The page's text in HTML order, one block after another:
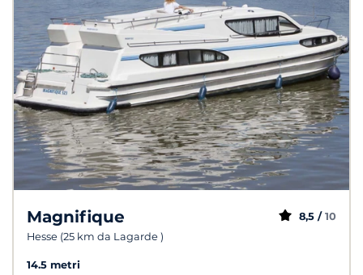
Magnifique
Hesse (25 km da Lagarde )
8,5 / 10
14.5 metri